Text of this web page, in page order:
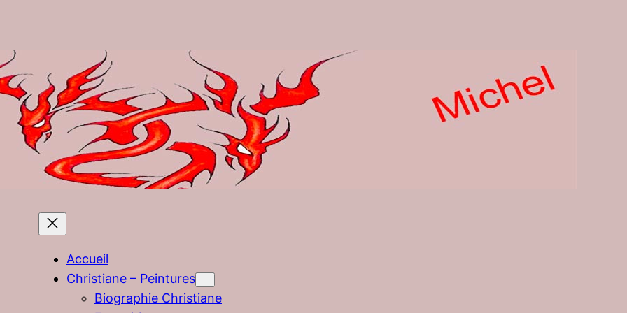
Accueil
Christiane – Peintures
Biographie Christiane